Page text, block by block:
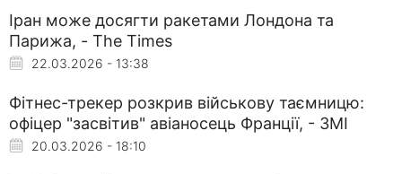
Іран може досягти ракетами Лондона та
Парижа, - The Times
22.03.2026 - 13:38
Фітнес-трекер розкрив військову таємницю:
офіцер "засвітив" авіаносець Франції, - ЗМІ
20.03.2026 - 18:10